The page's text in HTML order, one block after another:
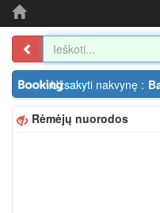
Užsakyti nakvynę :
Rėmėjų nuorodos